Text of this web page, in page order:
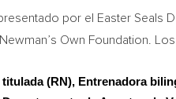
por el Easter Seals
Own Foundation.
(RN), Entrenadora